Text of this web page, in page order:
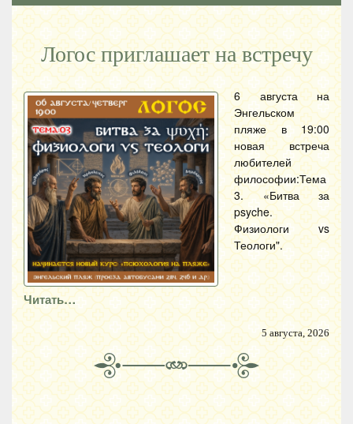
Логос приглашает на встречу
6 августа на
Энгельском
пляже в 19:00
новая встреча
любителей
философии:Тема
3. «Битва за
psyche.
Физиологи vs
Теологи".
Читать…
5 августа, 2026